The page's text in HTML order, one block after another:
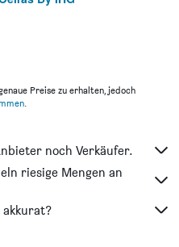
NE
de Pombal
Preise zu erhalten, jedoch
.
noch Verkäufer.
riesige Mengen an